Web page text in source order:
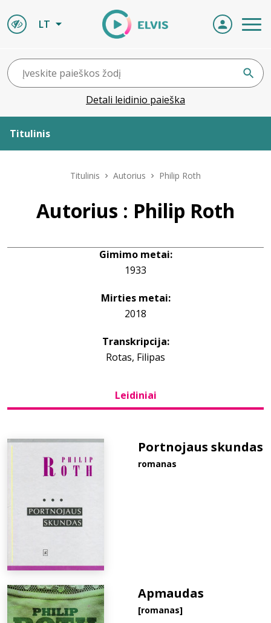
LT
Detali leidinio paieška
Titulinis
Leidiniai
info@elvislab.lt
Titulinis Autorius Philip Roth
Autorius : Philip Roth
Gimimo metai:
1933
Mirties metai:
2018
Transkripcija:
Rotas, Filipas
Leidiniai
Portnojaus skundas
romanas
Apmaudas
[romanas]